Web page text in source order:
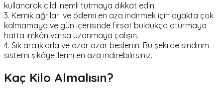
kullanarak cildi nemli tutmaya dikkat edin.
3. Kemik ağrıları ve ödemi en aza indirmek için ayakta çok
kalmamaya ve gün içerisinde fırsat buldukça oturmaya
hatta imkân varsa uzanmaya çalışın.
4. Sık aralıklarla ve azar azar beslenin. Bu şekilde sindirim
sistemi şikâyetlerini en aza indirebilirsiniz.
Kaç Kilo Almalısın?